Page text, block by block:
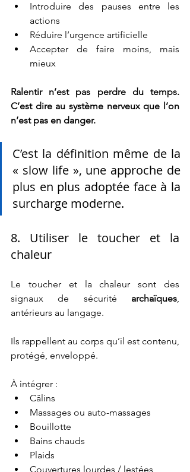
Introduire des pauses entre les
actions
Réduire l’urgence artificielle
Accepter de faire moins, mais
mieux
Ralentir n’est pas perdre du temps.
C’est dire au système nerveux que l’on
n’est pas en danger.
C’est la définition même de la
« slow life », une approche de
plus en plus adoptée face à la
surcharge moderne.
8. Utiliser le toucher et la
chaleur
Le toucher et la chaleur sont des
signaux de sécurité archaïques,
antérieurs au langage.
Ils rappellent au corps qu’il est contenu,
protégé, enveloppé.
À intégrer :
Câlins
Massages ou auto-massages
Bouillotte
Bains chauds
Plaids
Couvertures lourdes / lestées